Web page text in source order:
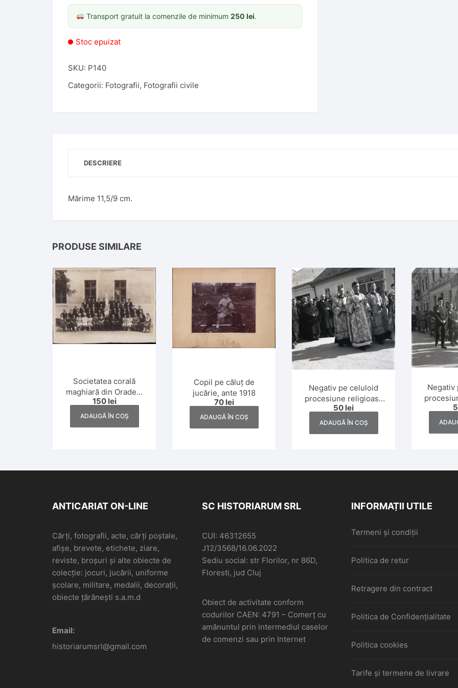
Transport gratuit la comenzile de minimum 250 lei.
Stoc epuizat
SKU: P140
Categorii: Fotografii, Fotografii civile
DESCRIERE
Mărime 11,5/9 cm.
PRODUSE SIMILARE
Societatea corală
maghiară din Oradea,
perioada interbelică
150 lei
ADAUGĂ ÎN COȘ
Copil pe căluț de
jucărie, ante 1918
70 lei
ADAUGĂ ÎN COȘ
Negativ pe celuloid
procesiune religioasă
greco-catolică, Dej,
anii 1930
50 lei
ADAUGĂ ÎN COȘ
Negativ
ANTICARIAT ON-LINE
Cărți, fotografii, acte, cărți poștale,
afișe, brevete, etichete, ziare,
reviste, broșuri și alte obiecte de
colecție: jocuri, jucării, uniforme
școlare, militare, medalii, decorații,
obiecte țărănești s.a.m.d
Email:
historiarumsrl@gmail.com
SC HISTORIARUM SRL
CUI: 46312655
J12/3568/16.06.2022
Sediu social: str Florilor, nr 86D,
Floresti, jud Cluj
Obiect de activitate conform
codurilor CAEN: 4791 – Comerţ cu
amănuntul prin intermediul caselor
de comenzi sau prin Internet
INFORMAȚII UTILE
Termeni și condiții
Politica de retur
Retragere din contract
Politica de Confidențialitate
Politica cookies
Tarife și termene de livrare